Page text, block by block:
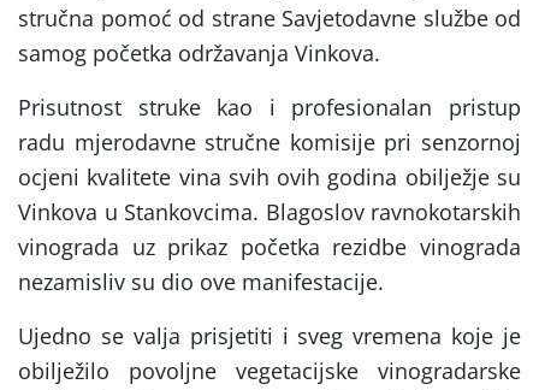
stručna pomoć od strane Savjetodavne službe od
samog početka održavanja Vinkova.
Prisutnost struke kao i profesionalan pristup
radu mjerodavne stručne komisije pri senzornoj
ocjeni kvalitete vina svih ovih godina obilježje su
Vinkova u Stankovcima. Blagoslov ravnokotarskih
vinograda uz prikaz početka rezidbe vinograda
nezamisliv su dio ove manifestacije.
Ujedno se valja prisjetiti i sveg vremena koje je
obilježilo povoljne vegetacijske vinogradarske